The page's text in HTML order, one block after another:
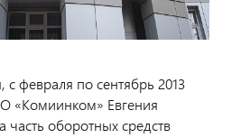
с февраля по сентябрь 2013
«Комиинком» Евгения
оборотных средств